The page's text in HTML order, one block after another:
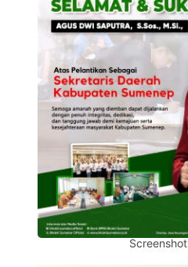
Screenshot